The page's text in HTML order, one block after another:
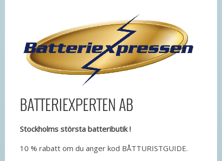
BATTERIEXPERTEN AB
Stockholms största batteributik !
10 % rabatt om du anger kod BÅTTURISTGUIDE.